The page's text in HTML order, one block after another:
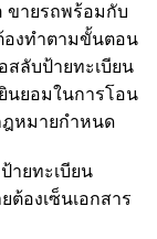
ขายรถพร้อมกับ
องทำตามขั้นตอน
สลับป้ายทะเบียน
นยอมในการโอน
ฎหมายกำหนด
ายทะเบียน
ต้องเซ็นเอกสาร